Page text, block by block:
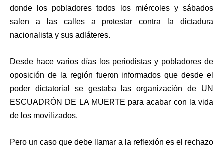
donde los pobladores todos los miércoles y sábados
salen a las calles a protestar contra la dictadura
nacionalista y sus adláteres.
Desde hace varios días los periodistas y pobladores de
oposición de la región fueron informados que desde el
poder dictatorial se gestaba las organización de UN
ESCUADRÓN DE LA MUERTE para acabar con la vida
de los movilizados.
Pero un caso que debe llamar a la reflexión es el rechazo